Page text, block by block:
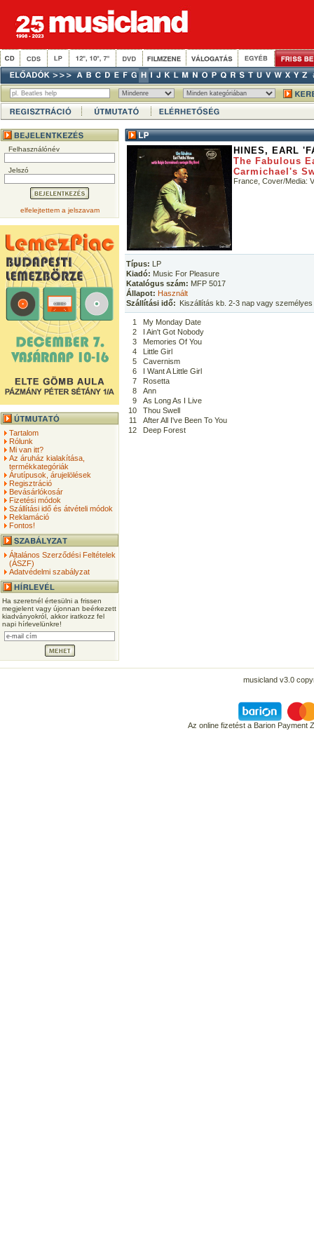
Felhasználónév
Jelszó
elfelejtettem a jelszavam
Tartalom
Rólunk
Mi van itt?
Az áruház kialakítása,
termékkategóriák
Árutípusok, árujelölések
Regisztráció
Bevásárlókosár
Fizetési módok
Szállítási idő és átvételi módok
Reklamáció
Fontos!
Általános Szerződési Feltételek
(ÁSZF)
Adatvédelmi szabályzat
Ha szeretnél értesülni a frissen
megjelent vagy újonnan beérkezett
kiadványokról, akkor iratkozz fel
napi hírlevelünkre!
HINES, EARL
The Fabulous
Carmichael's
France, Cover/Media:
Típus: LP
Kiadó: Music For Pleasure
Katalógus szám: MFP 5017
Állapot: Használt
Szállítási idő: Kiszállítás kb. 2-3 nap vagy
1
My Monday Date
2
I Ain't Got Nobody
3
Memories Of You
4
Little Girl
5
Cavernism
6
I Want A Little Girl
7
Rosetta
8
Ann
9
As Long As I Live
10
Thou Swell
11
After All I've Been To You
12
Deep Forest
musicland v3.0
Az online fizetést a Barion Payment